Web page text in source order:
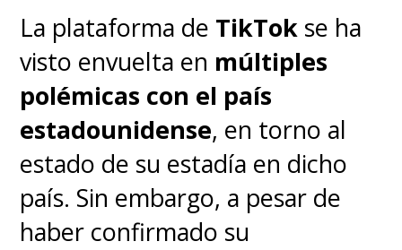
pasado 13 de diciembre de
2024, un tribunal federal de
apelaciones de EEUU ratificó
la ley que exige a ByteDance
deshacerse de TikTok en
Estados Unidoso,
decisivamente, se enfrenten a la
La plataforma de TikTok se ha
visto envuelta en múltiples
polémicas con el país
estadounidense, en torno al
estado de su estadía en dicho
país. Sin embargo, a pesar de
haber confirmado su